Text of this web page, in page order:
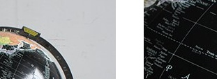
Mirror / Frame
鏡 / フレーム
ガイド